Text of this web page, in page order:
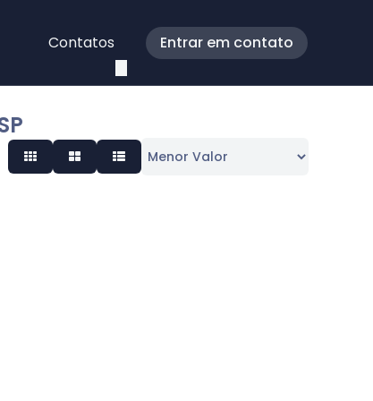
Entrar em contato
Contatos